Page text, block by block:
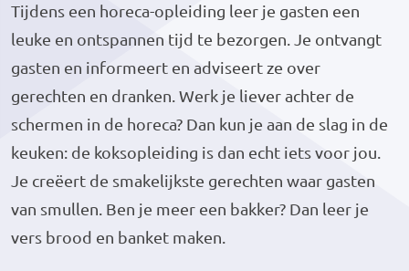
Tijdens een horeca-opleiding leer je gasten een
leuke en ontspannen tijd te bezorgen. Je ontvangt
gasten en informeert en adviseert ze over
gerechten en dranken. Werk je liever achter de
schermen in de horeca? Dan kun je aan de slag in de
keuken: de koksopleiding is dan echt iets voor jou.
Je creëert de smakelijkste gerechten waar gasten
van smullen. Ben je meer een bakker? Dan leer je
vers brood en banket maken.